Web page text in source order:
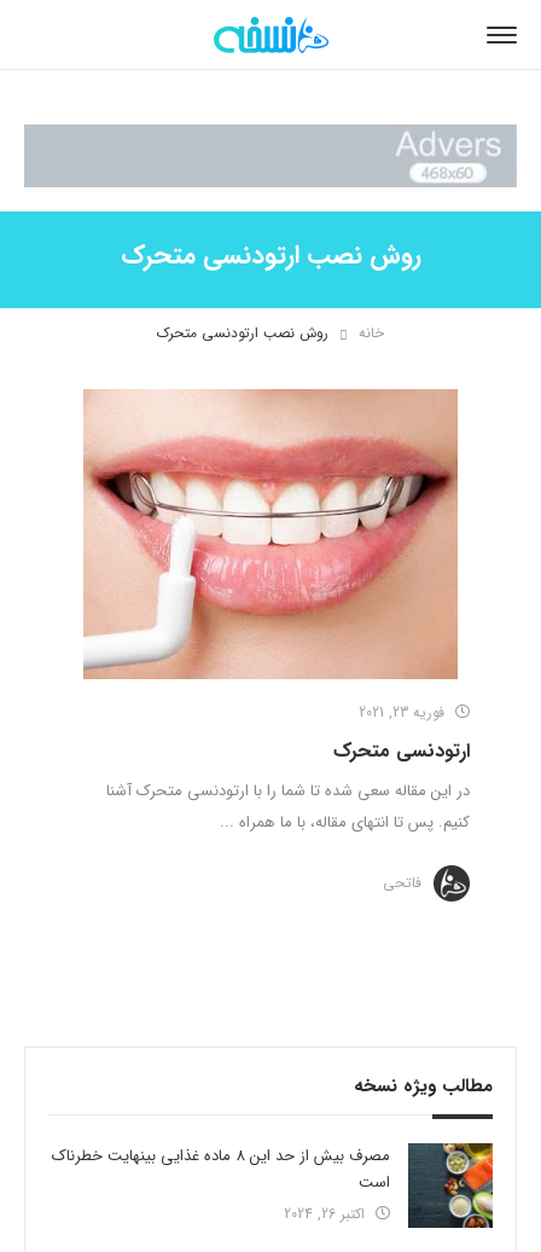
روش نصب ارتودنسی متحرک
خانه روش نصب ارتودنسی متحرک
فوریه 23, 2021
ارتودنسی متحرک
در این مقاله سعی شده تا شما را با ارتودنسی متحرک آشنا
کنیم. پس تا انتهای مقاله، با ما همراه ...
فاتحی
مطالب ویژه نسخه
مصرف بیش از حد این 8 ماده غذایی بینهایت خطرناک
است
اکتبر 26, 2024